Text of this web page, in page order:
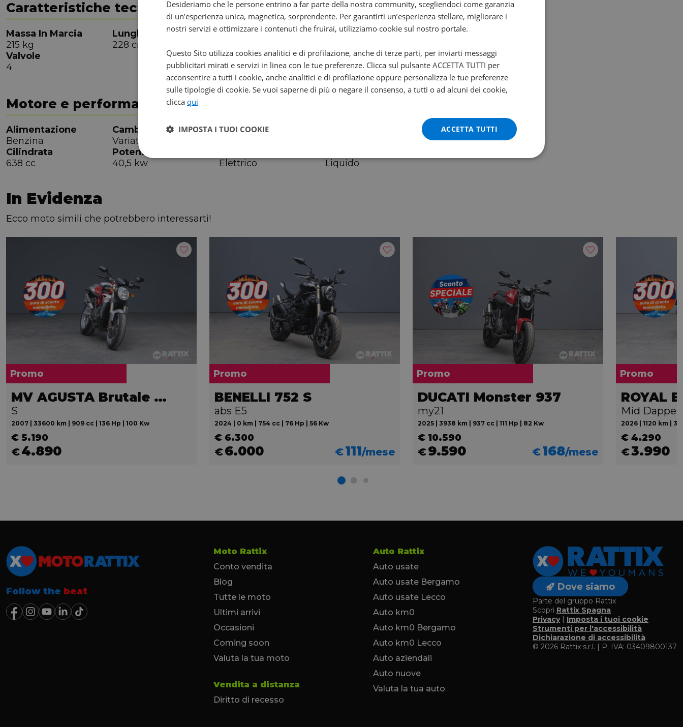
Caratteristiche tecniche
Massa In Marcia
215 kg
Lunghezza
228 cm
Larghezza
Altezza sella
Valvole
4
Motore e performance
Alimentazione
Benzina
Cambio
Variatore
Regime
Cilindrata
638 cc
Potenza
40,5 kw
Elettrico
Liquido
In Evidenza
Ecco moto simili che potrebbero interessarti!
Promo
MV AGUSTA Brutale 910 S
S
2007 | 33600 km | 909 cc | 136 Hp | 100 Kw
€ 5.190
€4.890
Promo
BENELLI 752 S
abs E5
2024 | 0 km | 754 cc | 76 Hp | 56 Kw
€ 6.300
€6.000 €111/mese
Promo
DUCATI Monster 937
my21
2025 | 3938 km | 937 cc | 111 Hp | 82 Kw
€ 10.590
€9.590 €168/mese
Promo
Mid Dapper
2026 | 1120 km |
€ 4.290
€3.990
Follow the beat
Moto Rattix
Conto vendita
Blog
Tutte le moto
Ultimi arrivi
Occasioni
Coming soon
Valuta la tua moto
Vendita a distanza
Diritto di recesso
Auto Rattix
Auto usate
Auto usate Bergamo
Auto usate Lecco
Auto km0
Auto km0 Bergamo
Auto km0 Lecco
Auto aziendali
Auto nuove
Valuta la tua auto
Dove siamo
Parte del gruppo Rattix
Scopri Rattix Spagna
Privacy| Imposta i tuoi cookie
Strumenti per l'accessibilità
Dichiarazione di accessibilità
© 2026 Rattix s.r.l. | P. IVA: 03409800137
Desideriamo che le persone entrino a far parte della nostra community, scegliendoci come garanzia
di un’esperienza unica, magnetica, sorprendente. Per garantirti un’esperienza stellare, migliorare i
nostri servizi e ottimizzare i contenuti che fruirai, utilizziamo cookie sul nostro portale.
Questo Sito utilizza cookies analitici e di profilazione, anche di terze parti, per inviarti messaggi
pubblicitari mirati e servizi in linea con le tue preferenze. Clicca sul pulsante ACCETTA TUTTI per
acconsentire a tutti i cookie, anche analitici e di profilazione oppure personalizza le tue preferenze
sulle tipologie di cookie. Se vuoi saperne di più o negare il consenso, a tutti o ad alcuni dei cookie,
clicca qui
ACCETTA TUTTI
IMPOSTA I TUOI COOKIE